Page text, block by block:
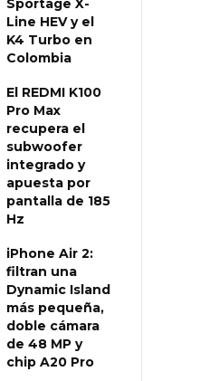
Line HEV y el
K4 Turbo en
Colombia
El REDMI K100
Pro Max
recupera el
subwoofer
integrado y
apuesta por
pantalla de 185
Hz
iPhone Air 2:
filtran una
Dynamic Island
más pequeña,
doble cámara
de 48 MP y
chip A20 Pro